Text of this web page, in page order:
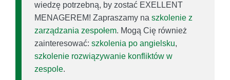
wiedzę potrzebną, by zostać EXELLENT
MENAGEREM! Zapraszamy na szkolenie z
zarządzania zespołem. Mogą Cię również
zainteresować: szkolenia po angielsku,
szkolenie rozwiązywanie konfliktów w
zespole.